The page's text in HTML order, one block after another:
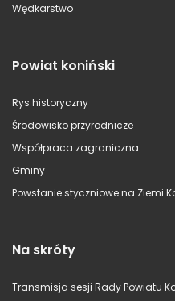
Wędkarstwo
Powiat koniński
Rys historyczny
Środowisko przyrodnicze
Współpraca zagraniczna
Gminy
Powstanie styczniowe na Ziemi
Na skróty
Transmisja sesji Rady Powiatu